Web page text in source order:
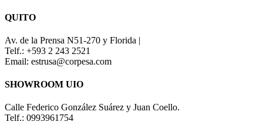
QUITO
Av. de la Prensa N51-270 y Florida |
Telf.: +593 2 243 2521
Email: estrusa@corpesa.com
SHOWROOM UIO
Calle Federico González Suárez y Juan Coello.
Telf.: 0993961754